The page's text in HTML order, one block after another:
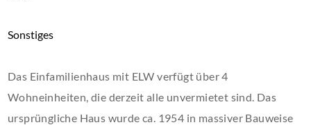
Sonstiges
Das Einfamilienhaus mit ELW verfügt über 4
Wohneinheiten, die derzeit alle unvermietet sind. Das
ursprüngliche Haus wurde ca. 1954 in massiver Bauweise